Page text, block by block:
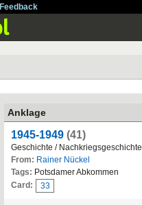
Feedback
Anklage
1945-1949 (41)
Geschichte / Nachkriegsgeschichte
From: Rainer Nückel
Tags: Potsdamer Abkommen
Card:
33